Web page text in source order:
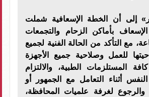
إلى أن الخطة الإسعافية شملت
بأماكن الزحام والتجمعات
الـ 24 ساعة، مع التأكد من الحالة الفنية لجميع
للعمل وصلاحية جميع الأجهزة
المستلزمات الطبية، والالتزام
أثناء التعامل مع الجمهور أو
والرجوع لغرفة علميات المحافظة،